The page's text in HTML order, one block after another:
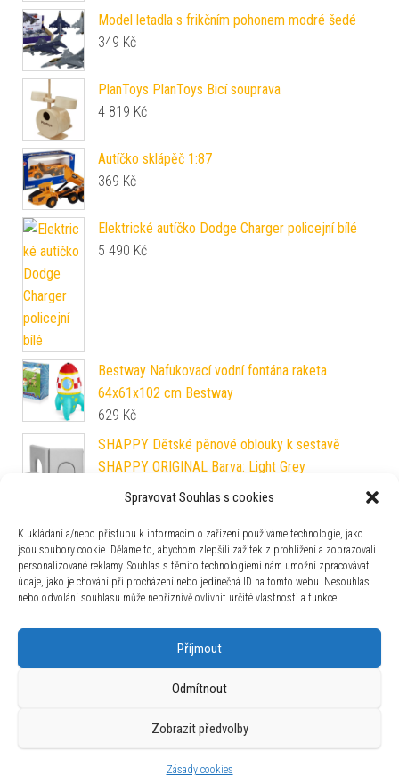
Spravovat Souhlas s cookies
K ukládání a/nebo přístupu k informacím o zařízení používáme technologie, jako
jsou soubory cookie. Děláme to, abychom zlepšili zážitek z prohlížení a zobrazovali
personalizované reklamy. Souhlas s těmito technologiemi nám umožní zpracovávat
údaje, jako je chování při procházení nebo jedinečná ID na tomto webu. Nesouhlas
nebo odvolání souhlasu může nepříznivě ovlivnit určité vlastnosti a funkce.
Příjmout
Odmítnout
Zobrazit předvolby
Zásady cookies
Model letadla s frikčním pohonem modré šedé
349 Kč
PlanToys PlanToys Bicí souprava
4 819 Kč
Autíčko sklápěč 1:87
369 Kč
Elektrické autíčko Dodge Charger policejní bílé
5 490 Kč
Bestway Nafukovací vodní fontána raketa
64x61x102 cm Bestway
629 Kč
SHAPPY Dětské pěnové oblouky k sestavě
SHAPPY ORIGINAL Barva: Light Grey
4 890
4 590Kč
Používáme WordPress (v češtině).|Šablona: Bulk Shop